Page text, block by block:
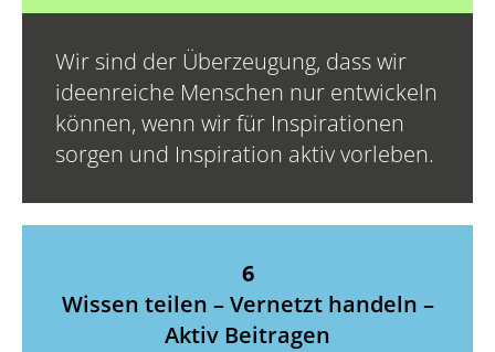
Wir sind der Überzeugung, dass wir
ideenreiche Menschen nur entwickeln
können, wenn wir für Inspirationen
sorgen und Inspiration aktiv vorleben.
6
Wissen teilen – Vernetzt handeln –
Aktiv Beitragen